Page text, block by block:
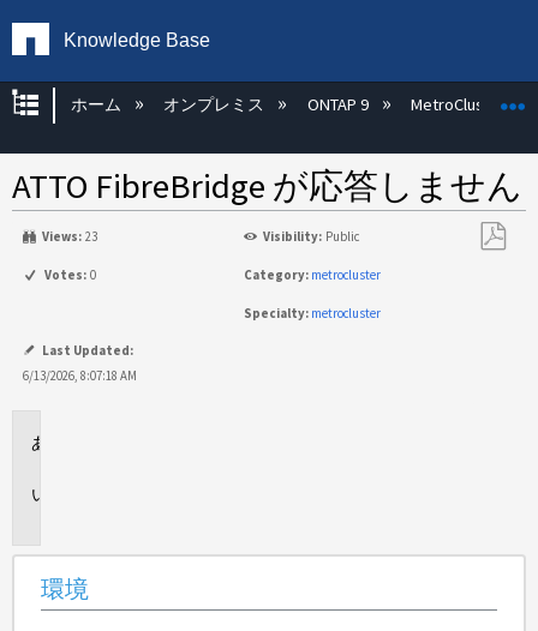
Knowledge Base
グローバル階層を展開/折りたたむ
ホーム オンプレミス ONTAP 9 MetroCluster
ATTO FibreBridge が応答しません
Views: 23 Visibility: Public
Votes: 0 Category: metrocluster
Specialty: metrocluster
Last Updated:
6/13/2026, 8:07:18 AM
環境